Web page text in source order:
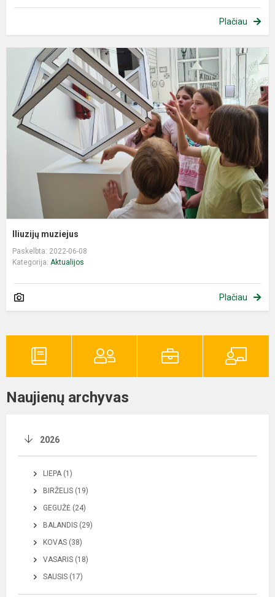
Plačiau
Iliuzijų muziejus
Paskelbta: 2022-06-08
Kategorija: Aktualijos
Plačiau
Naujienų archyvas
2026
LIEPA (1)
BIRŽELIS (19)
GEGUŽĖ (24)
BALANDIS (29)
KOVAS (38)
VASARIS (18)
SAUSIS (17)